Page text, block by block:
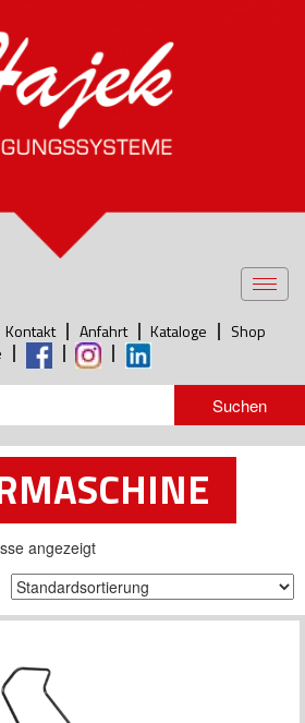
Kontakt Anfahrt Kataloge
Shop
angezeigt